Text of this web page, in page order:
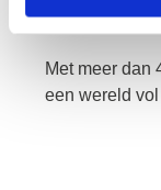
hun
Met meer dan
een wereld